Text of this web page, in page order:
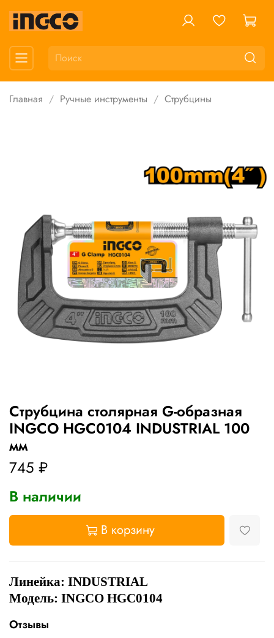
Главная Ручные инструменты Струбцины
Струбцина столярная G-образная
INGCO HGC0104 INDUSTRIAL 100
мм
745 ₽
В наличии
В корзину
Линейка: INDUSTRIAL
Модель: INGCO HGC0104
Отзывы